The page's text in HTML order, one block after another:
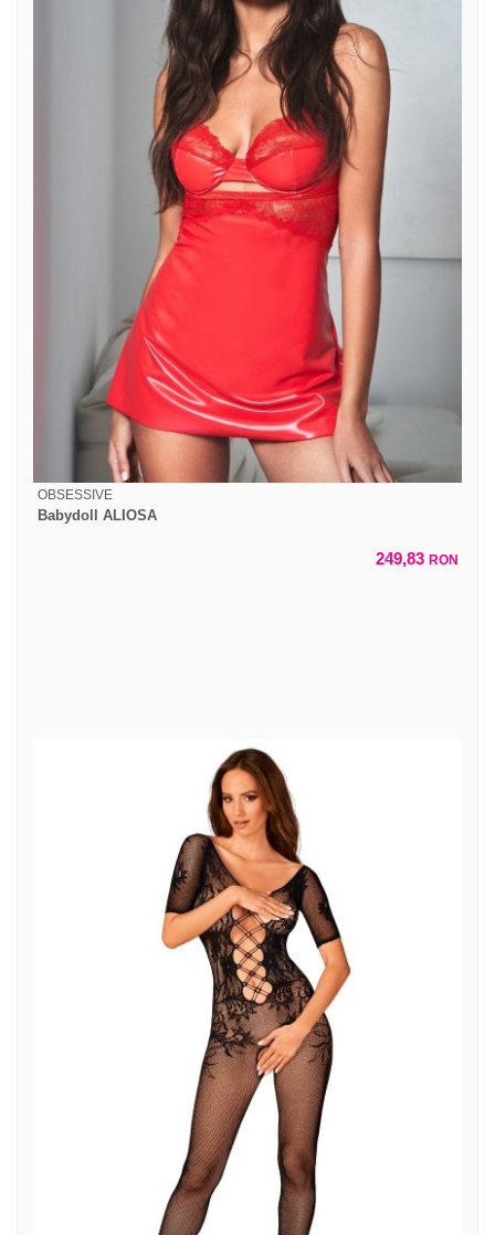
OBSESSIVE
Babydoll ALIOSA
249,83 RON